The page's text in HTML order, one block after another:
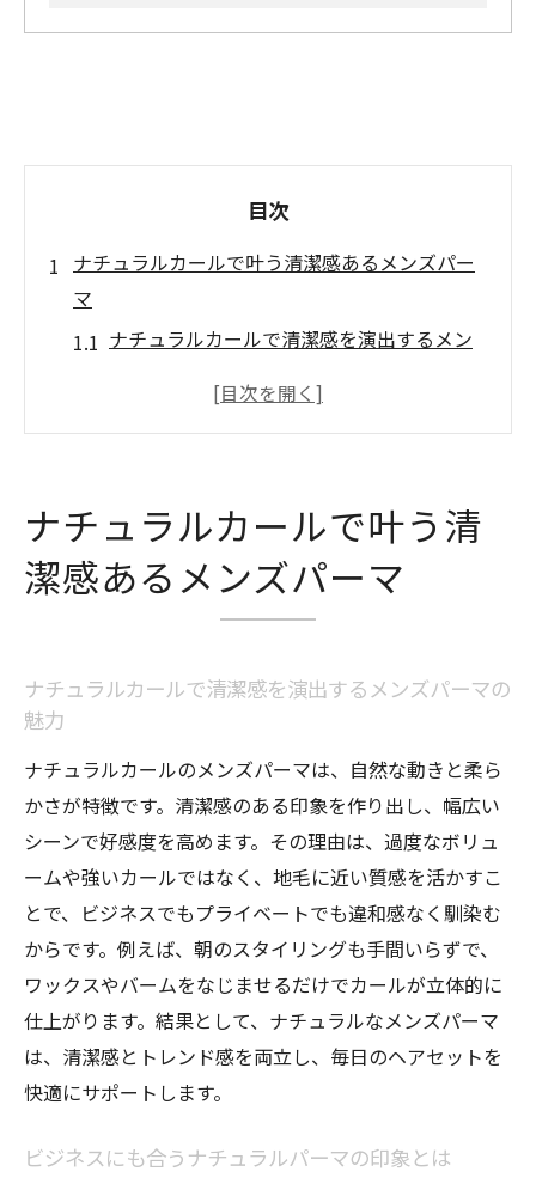
目次
ナチュラルカールで叶う清潔感あるメンズパー
マ
ナチュラルカールで清潔感を演出するメン
ビジネスにも合うナチュラルパーマの印象
徹底解説
ショートヘアにも合うナチュラルパーマの
ポイント
ないコツ
ーマ術
毎朝楽に決まるメンズパーマのセット術
ノーセットでも決まるメンズパーマのスタ
イリング法
朝の時短を叶えるナチュラルカールのセッ
トテクニック
パーマの持ちを左右するセット時のポイン
ト
ナチュラルパーマ メンズにおすすめのスタ
イリング剤選び
カールパーマ メンズ ゆるめの簡単セット方
ナチュラルカールで叶う清
潔感あるメンズパーマ
ナチュラルカールで清潔感を演出するメンズパーマの
魅力
ナチュラルカールのメンズパーマは、自然な動きと柔ら
かさが特徴です。清潔感のある印象を作り出し、幅広い
シーンで好感度を高めます。その理由は、過度なボリュ
ームや強いカールではなく、地毛に近い質感を活かすこ
とで、ビジネスでもプライベートでも違和感なく馴染む
からです。例えば、朝のスタイリングも手間いらずで、
ワックスやバームをなじませるだけでカールが立体的に
仕上がります。結果として、ナチュラルなメンズパーマ
は、清潔感とトレンド感を両立し、毎日のヘアセットを
快適にサポートします。
ビジネスにも合うナチュラルパーマの印象とは